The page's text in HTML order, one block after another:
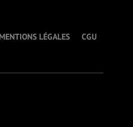
MENTIONS LÉGALES
CGU